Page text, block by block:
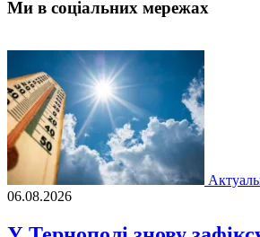
Ми в соціальних мережах
06.08.2026